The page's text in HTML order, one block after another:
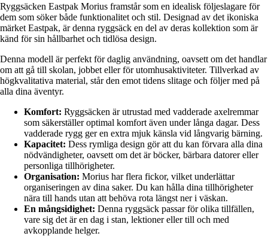
Ryggsäcken Eastpak Morius framstår som en idealisk följeslagare för
dem som söker både funktionalitet och stil. Designad av det ikoniska
märket Eastpak, är denna ryggsäck en del av deras kollektion som är
känd för sin hållbarhet och tidlösa design.
Denna modell är perfekt för daglig användning, oavsett om det handlar
om att gå till skolan, jobbet eller för utomhusaktiviteter. Tillverkad av
högkvalitativa material, står den emot tidens slitage och följer med på
alla dina äventyr.
Komfort: Ryggsäcken är utrustad med vadderade axelremmar
som säkerställer optimal komfort även under långa dagar. Dess
vadderade rygg ger en extra mjuk känsla vid långvarig bärning.
Kapacitet: Dess rymliga design gör att du kan förvara alla dina
nödvändigheter, oavsett om det är böcker, bärbara datorer eller
personliga tillhörigheter.
Organisation: Morius har flera fickor, vilket underlättar
organiseringen av dina saker. Du kan hålla dina tillhörigheter
nära till hands utan att behöva rota längst ner i väskan.
En mångsidighet: Denna ryggsäck passar för olika tillfällen,
vare sig det är en dag i stan, lektioner eller till och med
avkopplande helger.